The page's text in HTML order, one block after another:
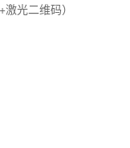
激光二维码）